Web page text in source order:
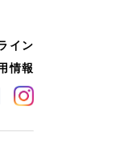
イン
情報